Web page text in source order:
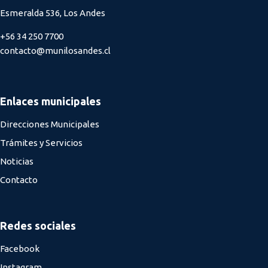
Esmeralda 536, Los Andes
+56 34 250 7700
contacto@munilosandes.cl
Enlaces municipales
Direcciones Municipales
Trámites y Servicios
Noticias
Contacto
Redes sociales
Facebook